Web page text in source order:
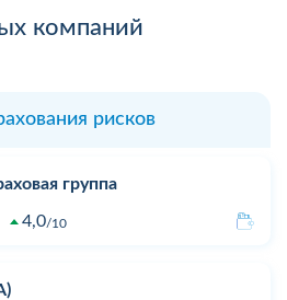
компаний
рисков
группа
4,0 10